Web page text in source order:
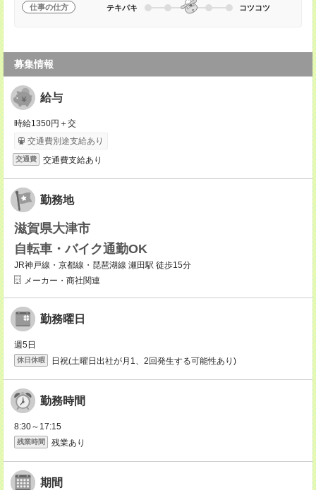
仕事の仕方 テキパキ コツコツ
募集情報
給与
時給1350円＋交
交通費別途支給あり
交通費 交通費支給あり
勤務地
滋賀県大津市
自転車・バイク通勤OK
JR神戸線・京都線・琵琶湖線 瀬田駅 徒歩15分
メーカー・商社関連
勤務曜日
週5日
休日休暇 日祝(土曜日出社が月1、2回発生する可能性あり)
勤務時間
8:30～17:15
残業時間 残業あり
期間